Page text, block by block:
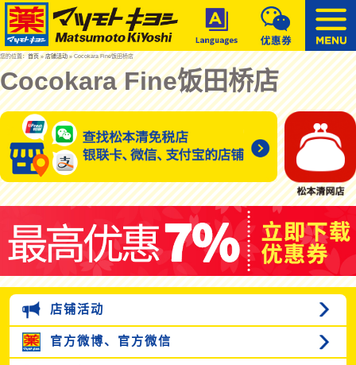
您的位置：首页»店铺活动» Cocokara Fine饭田桥店
Cocokara Fine饭田桥店
店铺活动
官方微博、 官方微信